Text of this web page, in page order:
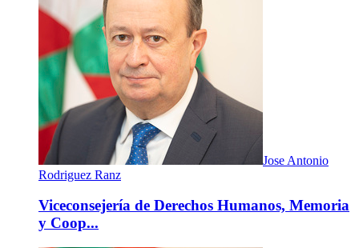
Jose Antonio
Rodriguez Ranz
Viceconsejería de Derechos Humanos, Memoria
y Coop...